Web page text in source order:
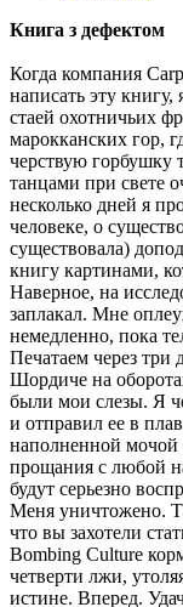
Книга з дефектом
Когда компания
написать эту
стаей охотничьих
марокканских гор,
черствую горбушку
танцами при свете
несколько дней я
человеке, о
существовала)
книгу картинами,
Наверное, на
заплакал. Мне
немедленно, пока
Печатаем через три
Шордиче на
были мои слезы. Я
и отправил ее в
наполненной
прощания с любой
будут серьезно
Меня уничтожено.
что вы захотели
Bombing Culture
четверти лжи,
истине. Вперед.